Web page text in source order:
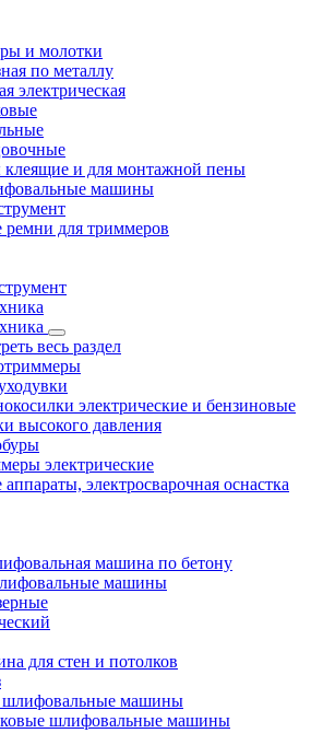
и молотки
по металлу
электрическая
клеящие и для монтажной пены
машины
для триммеров
весь раздел
электрические и бензиновые
высокого давления
электрические
электросварочная оснастка
машина по бетону
машины
для стен и потолков
машины
шлифовальные машины